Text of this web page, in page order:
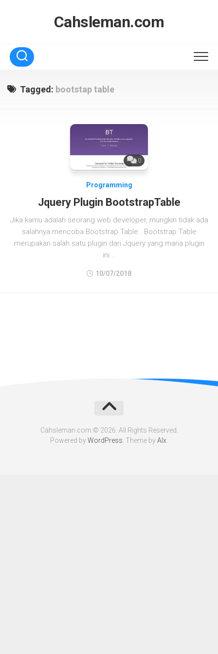
Cahsleman.com
Tagged: bootstap table
0
Programming
Jquery Plugin BootstrapTable
Jika kamu adalah seorang web developer, mungkin tidak ada
salahnya mencoba Bootstrap Table . Bootstrap Table
merupakan salah satu plugin dari Jquery yang mana plugin
ini...
10/07/2018
Cahsleman.com © 2026. All Rights Reserved.
Powered byWordPress . Theme byAlx